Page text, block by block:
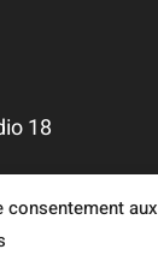
consentement aux
18
?